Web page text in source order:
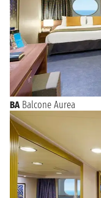
BA Balcone Aurea